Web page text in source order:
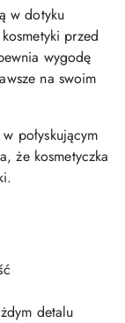
w dotyku
przed
wygodę
na swoim
połyskującym
że kosmetyczka
detalu